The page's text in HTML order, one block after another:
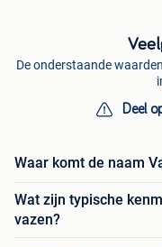
De onderstaande
Deel
Waar komt de naam
Wat zijn typische
vazen?